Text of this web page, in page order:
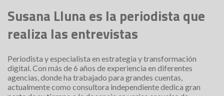
Susana Lluna es la periodista que
realiza las entrevistas
Periodista y especialista en estrategia y transformación
digital. Con más de 6 años de experiencia en diferentes
agencias, donde ha trabajado para grandes cuentas,
actualmente como consultora independiente dedica gran